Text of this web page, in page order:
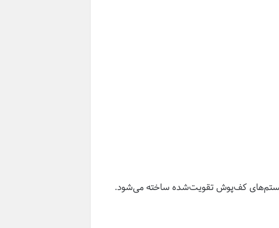
سیستم‌های کف‌پوش تقویت‌شده ساخته می‌شود.